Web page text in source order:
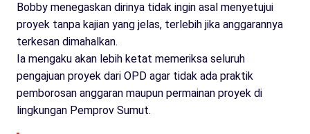
Bobby menegaskan dirinya tidak ingin asal menyetujui
proyek tanpa kajian yang jelas, terlebih jika anggarannya
terkesan dimahalkan.
Ia mengaku akan lebih ketat memeriksa seluruh
pengajuan proyek dari OPD agar tidak ada praktik
pemborosan anggaran maupun permainan proyek di
lingkungan Pemprov Sumut.